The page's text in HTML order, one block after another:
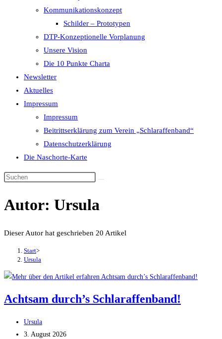
Kommunikationskonzept
Schilder – Prototypen
DTP-Konzeptionelle Vorplanung
Unsere Vision
Die 10 Punkte Charta
Newsletter
Aktuelles
Impressum
Impressum
Beitrittserklärung zum Verein „Schlaraffenband“
Datenschutzerklärung
Die Naschorte-Karte
Diese
durchsuchen
Autor: Ursula
Dieser Autor hat geschrieben 20 Artikel
Start>
Ursula
Achtsam durch’s Schlaraffenband!
Beitrags-
Autor:
Ursula
Beitrag
3. August 2026